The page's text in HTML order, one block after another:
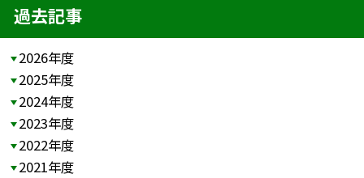
過去記事
2026年度
2025年度
2024年度
2023年度
2022年度
2021年度